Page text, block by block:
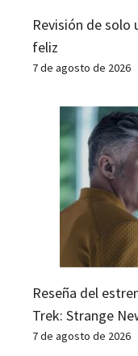
Revisión de solo
feliz
7 de agosto de 2026
Reseña del
Trek: Strange
7 de agosto de 2026